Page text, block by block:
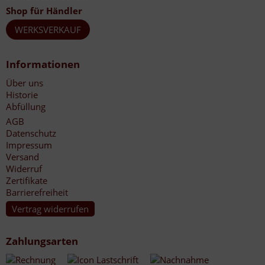
Shop für Händler
WERKSVERKAUF
Informationen
Über uns
Historie
Abfüllung
AGB
Datenschutz
Impressum
Versand
Widerruf
Zertifikate
Barrierefreiheit
Vertrag widerrufen
Zahlungsarten